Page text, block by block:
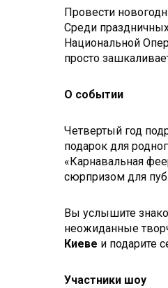
Провести
Среди
Национальной
просто
О событии
Четвертый год
подарок для
«Карнавальная
сюрпризом для
Вы услышите
неожиданные
Киеве и подарите
Участники шоу